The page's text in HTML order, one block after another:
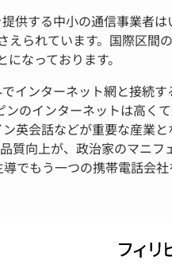
供する中小の通信事業者
られています。国際区間
なっております。
インターネット網と接続
のインターネットは高く
英会話などが重要な産業
質向上が、政治家のマニ
もう一つの携帯電話会社